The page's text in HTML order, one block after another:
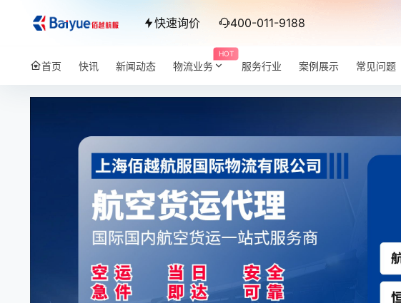
快速询价 400-011-9188
首页 快讯 新闻动态
HOT
物流业务 服务行业 案例展示 常见问题